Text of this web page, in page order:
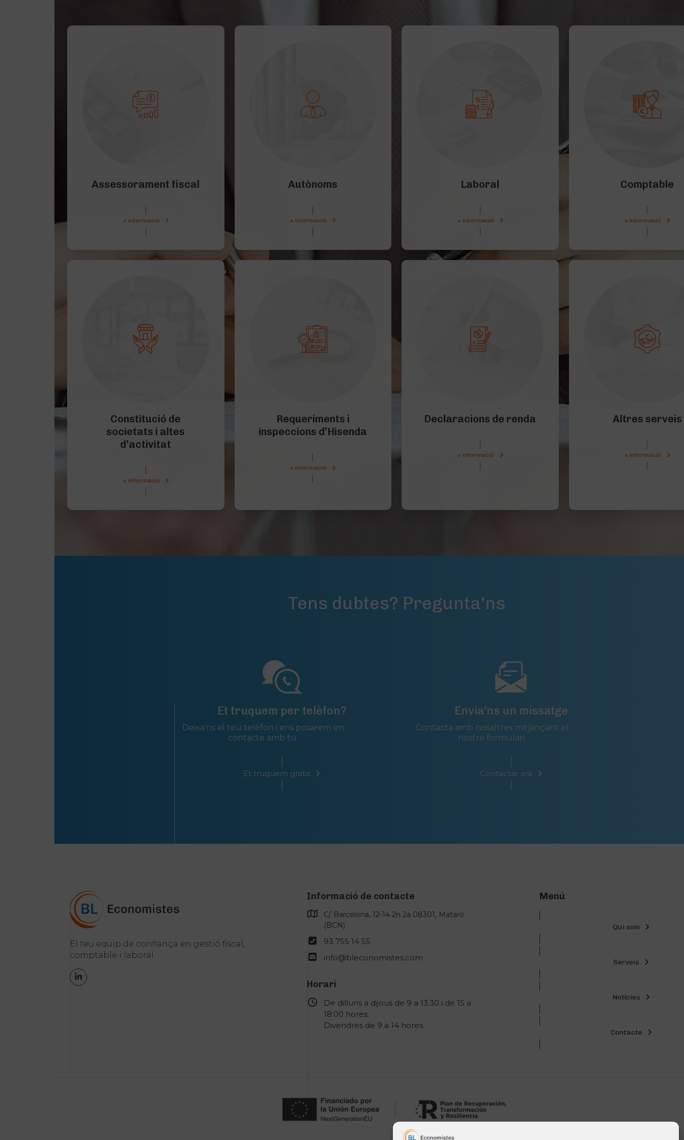
Assessorament fiscal
+ informació
Autònoms
+ informació
Laboral
+ informació
Comptable
+ informació
Constitució de
societats i altes
d’activitat
+ informació
Requeriments i
inspeccions d’Hisenda
+ informació
Declaracions de renda
+ informació
Altres serveis
+ informació
Tens dubtes? Pregunta'ns
Et truquem per telèfon?
Deixa'ns el teu telèfon i ens posarem en
contacte amb tu.
Et truquem gratis
Envia'ns un missatge
Contacta amb nosaltres mitjançant el
nostre formulari.
Contactar ara
El teu equip de confiança en gestió fiscal,
comptable i laboral.
LinkedIn
Informació de contacte
C/ Barcelona, 12-14 2n 2a 08301, Mataró
(BCN)
93 755 14 55
info@bleconomistes.com
Horari
De dilluns a dijous de 9 a 13:30 i de 15 a
18:00 hores.
Divendres de 9 a 14 hores.
Menú
Qui som
Serveis
Notícies
Contacte